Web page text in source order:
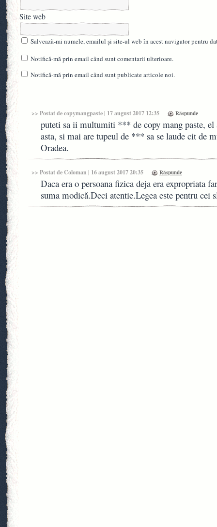
Site web
Salvează-mi numele, emailul și site-ul web în acest navigator pentru
Notifică-mă prin email când sunt comentarii ulterioare.
Notifică-mă prin email când sunt publicate articole noi.
>> Postat decopymangpaste | 17 august 2017 12:35 Răspunde
puteti sa ii multumiti *** de copy mang paste, el
asta, si mai are tupeul de *** sa se laude cit de
Oradea.
>> Postat deColoman | 16 august 2017 20:35 Răspunde
Daca era o persoana fizica deja era expropriata
suma modică.Deci atentie.Legea este pentru cei